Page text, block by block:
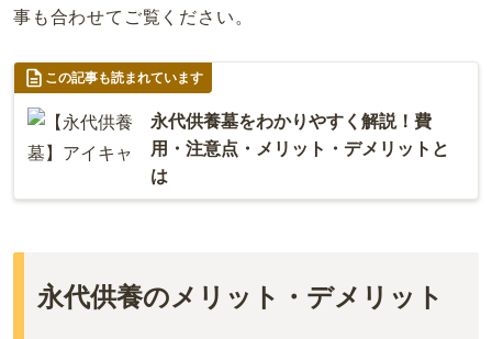
事も合わせてご覧ください。
この記事も読まれています
永代供養墓をわかりやすく解説！費
用・注意点・メリット・デメリットと
は
永代供養のメリット・デメリット